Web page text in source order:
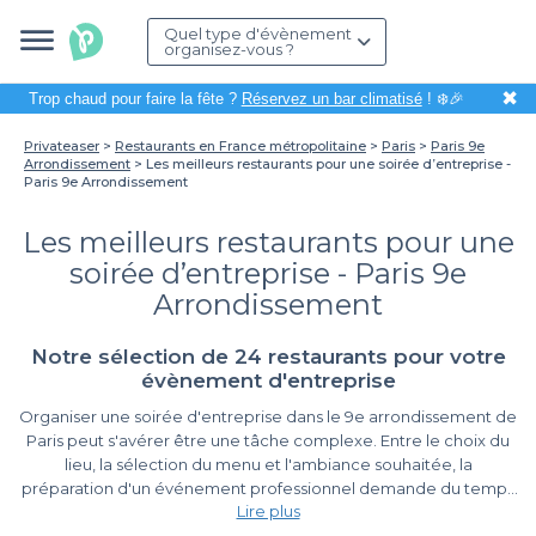
Quel type d'évènement
organisez-vous ?
Trop chaud pour faire la fête ? Réservez un bar climatisé! ❄️🎉 ✖
Privateaser Restaurants en France métropolitaine Paris
Paris 9e
Arrondissement
Les meilleurs restaurants pour une soirée d’entreprise -
Paris 9e Arrondissement
Les meilleurs restaurants pour une
soirée d’entreprise - Paris 9e
Arrondissement
Notre sélection de 24 restaurants pour votre
évènement d'entreprise
Organiser une soirée d'entreprise dans le 9e arrondissement de
Paris peut s'avérer être une tâche complexe. Entre le choix du
lieu, la sélection du menu et l'ambiance souhaitée, la
préparation d'un événement professionnel demande du temps
et une logistique soignée. Heureusement, avec Privateaser,
Lire plus